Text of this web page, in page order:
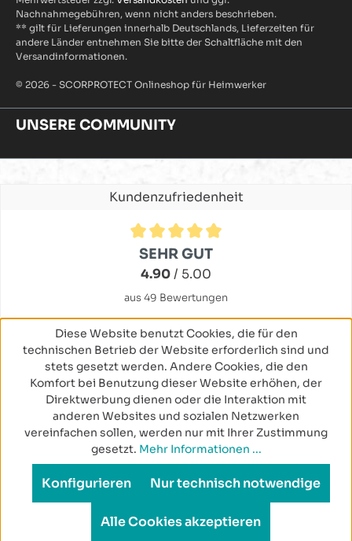
Nachnahmegebühren, wenn nicht anders beschrieben.
** gilt für Lieferungen innerhalb Deutschlands, Lieferzeiten für
andere Länder entnehmen Sie bitte der Schaltfläche mit den
Versandinformationen.
© 2026 - SCORPROTECT Onlineshop für Heimwerker
UNSERE COMMUNITY
Kundenzufriedenheit
Durchschnittliche Bewertung von 4.9 von 5 Sternen
SEHR GUT
4.90/ 5.00
aus 49 Bewertungen
Diese Website benutzt Cookies, die für den
technischen Betrieb der Website erforderlich sind und
stets gesetzt werden. Andere Cookies, die den
Komfort bei Benutzung dieser Website erhöhen, der
Direktwerbung dienen oder die Interaktion mit
anderen Websites und sozialen Netzwerken
vereinfachen sollen, werden nur mit Ihrer Zustimmung
gesetzt. Mehr Informationen ...
Nur technisch notwendige
Konfigurieren
Alle Cookies akzeptieren